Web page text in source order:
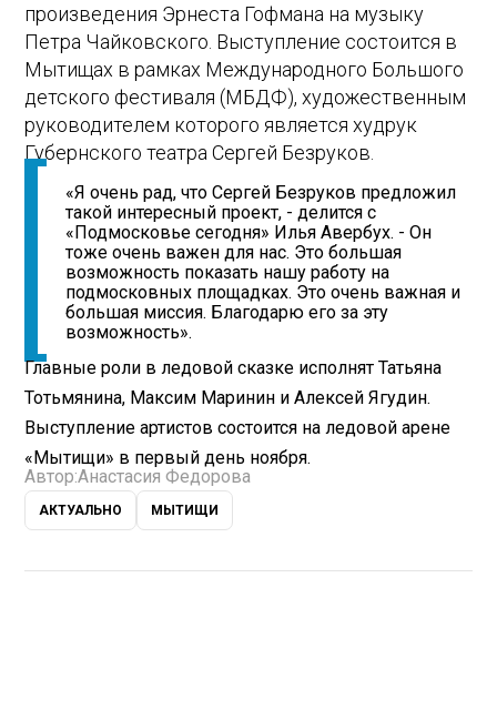
произведения Эрнеста Гофмана на музыку
Петра Чайковского. Выступление состоится в
Мытищах в рамках Международного Большого
детского фестиваля (МБДФ), художественным
руководителем которого является худрук
Губернского театра Сергей Безруков.
«Я очень рад, что Сергей Безруков предложил
такой интересный проект, - делится с
«Подмосковье сегодня» Илья Авербух. - Он
тоже очень важен для нас. Это большая
возможность показать нашу работу на
подмосковных площадках. Это очень важная и
большая миссия. Благодарю его за эту
возможность».
Главные роли в ледовой сказке исполнят Татьяна
Тотьмянина, Максим Маринин и Алексей Ягудин.
Выступление артистов состоится на ледовой арене
«Мытищи» в первый день ноября.
Автор:Анастасия Федорова
АКТУАЛЬНО МЫТИЩИ